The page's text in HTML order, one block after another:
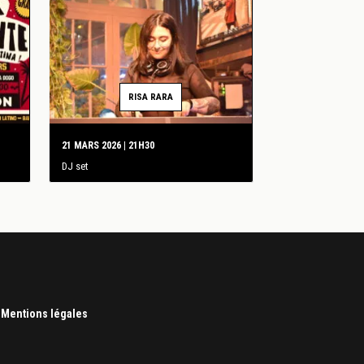
RISA RARA
21 MARS 2026 | 21H30
DJ set
Mentions légales